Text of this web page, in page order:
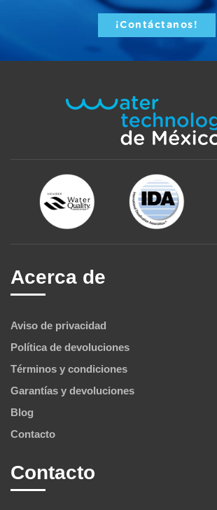
¡Contáctanos!
Acerca de
Aviso de privacidad
Política de devoluciones
Términos y condiciones
Garantías y devoluciones
Blog
Contacto
Contacto